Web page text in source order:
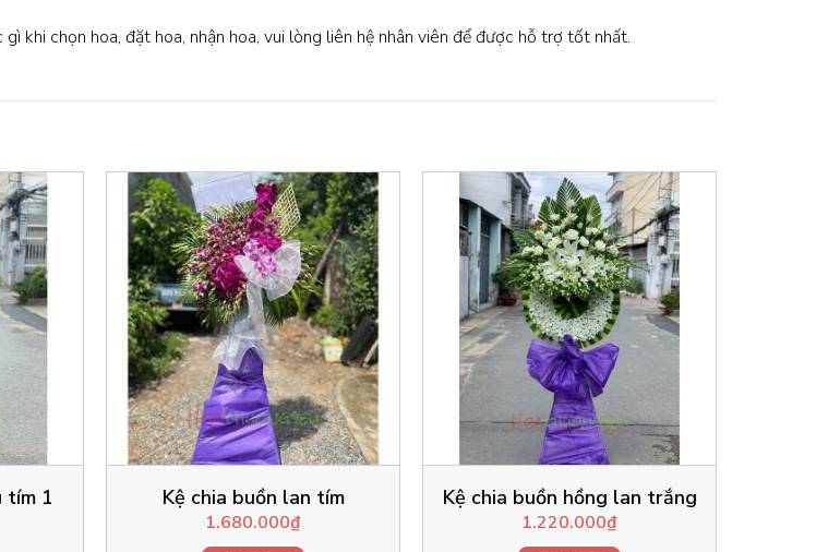
khi chọn hoa, đặt hoa, nhận hoa, vui lòng liên hệ nhân viên để được hỗ trợ tốt nhất.
tím 1 Kệ chia buồn lan tím
1.680.000₫
Kệ chia buồn hồng lan trắng
1.220.000₫